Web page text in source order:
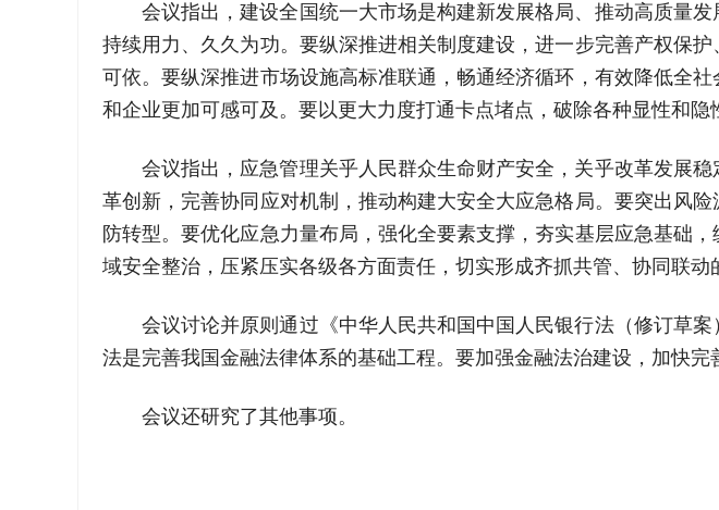
会议指出，建设全国统一大市场是构建新发展格局、推动高质量
持续用力、久久为功。要纵深推进相关制度建设，进一步完善产权保
可依。要纵深推进市场设施高标准联通，畅通经济循环，有效降低全
和企业更加可感可及。要以更大力度打通卡点堵点，破除各种显性和隐
会议指出，应急管理关乎人民群众生命财产安全，关乎改革发展
革创新，完善协同应对机制，推动构建大安全大应急格局。要突出风
防转型。要优化应急力量布局，强化全要素支撑，夯实基层应急基础
域安全整治，压紧压实各级各方面责任，切实形成齐抓共管、协同联动
会议讨论并原则通过《中华人民共和国中国人民银行法（修订草
法是完善我国金融法律体系的基础工程。要加强金融法治建设，加快完
会议还研究了其他事项。